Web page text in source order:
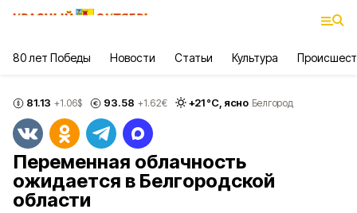
80 лет Победы Новости Статьи Культура
81.13 +1.06$ 93.58 +1.62€ +21°С, ясно Белгород
Переменная облачность
ожидается в Белгородской
области